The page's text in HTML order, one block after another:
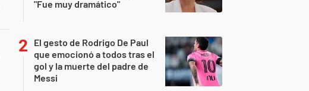
"Fue muy dramático"
El gesto de Rodrigo De Paul
que emocionó a todos tras el
gol y la muerte del padre de
Messi